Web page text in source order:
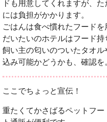
ドも用意してくれますが、
には負担がかかります。
ごはんは食べ慣れたフードを
だいたいのホテルはフード持
飼い主の匂いのついたタオ
込み可能かどうかも、確認を
ここでちょっと宣伝！
重たくてかさばるペットフ